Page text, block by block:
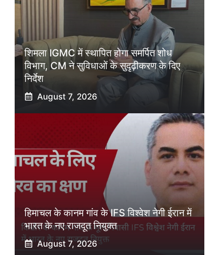
शिमला IGMC में स्थापित होगा समर्पित शोध
विभाग, CM ने सुविधाओं के सुदृढ़ीकरण के दिए
निर्देश
August 7, 2026
हिमाचल के कानम गांव के IFS विश्वेश नेगी ईरान में
भारत के नए राजदूत नियुक्त
August 7, 2026